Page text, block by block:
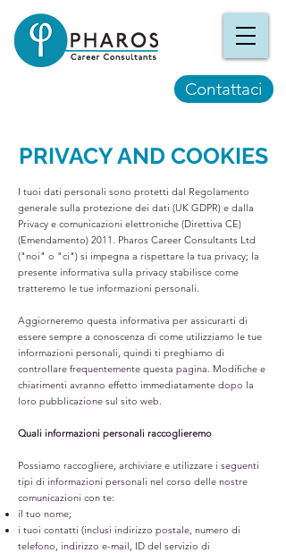
Contattaci
PRIVACY AND COOKIES
I tuoi dati personali sono protetti dal Regolamento
generale sulla protezione dei dati (UK GDPR) e dalla
Privacy e comunicazioni elettroniche (Direttiva CE)
(Emendamento) 2011. Pharos Career Consultants Ltd
("noi" o "ci") si impegna a rispettare la tua privacy; la
presente informativa sulla privacy stabilisce come
tratteremo le tue informazioni personali.
Aggiorneremo questa informativa per assicurarti di
essere sempre a conoscenza di come utilizziamo le tue
informazioni personali, quindi ti preghiamo di
controllare frequentemente questa pagina. Modifiche e
chiarimenti avranno effetto immediatamente dopo la
loro pubblicazione sul sito web.
Quali informazioni personali raccoglieremo
Possiamo raccogliere, archiviare e utilizzare i seguenti
tipi di informazioni personali nel corso delle nostre
comunicazioni con te:
il tuo nome;
i tuoi contatti (inclusi indirizzo postale, numero di
telefono, indirizzo e-mail, ID del servizio di